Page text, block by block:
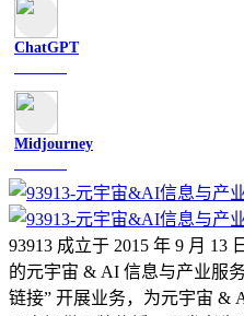
ChatGPT
Midjourney
93913 成立于 2015 年 9 月 13
的元宇宙 & AI 信息与产业服
链接” 开展业务，为元宇宙 &